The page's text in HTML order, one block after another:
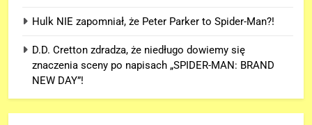
Hulk NIE zapomniał, że Peter Parker to Spider-Man?!
D.D. Cretton zdradza, że niedługo dowiemy się
znaczenia sceny po napisach „SPIDER-MAN: BRAND
NEW DAY”!